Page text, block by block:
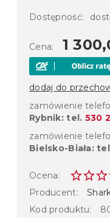
Dostępność:
Cena: 1
dodaj do
zamówienie
Rybnik: tel. 530
zamówienie
Bielsko-Biała:
Ocena:
Producent:
Kod produktu: